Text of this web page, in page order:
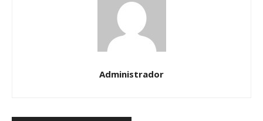
Administrador